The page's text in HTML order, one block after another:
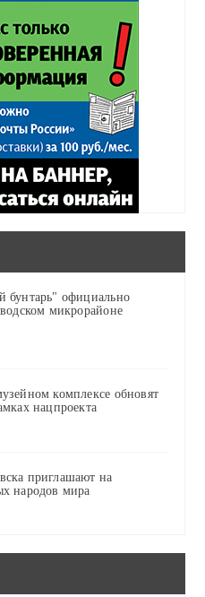
бунтарь" официально
микрорайоне
комплексе обновят
нацпроекта
приглашают на
народов мира